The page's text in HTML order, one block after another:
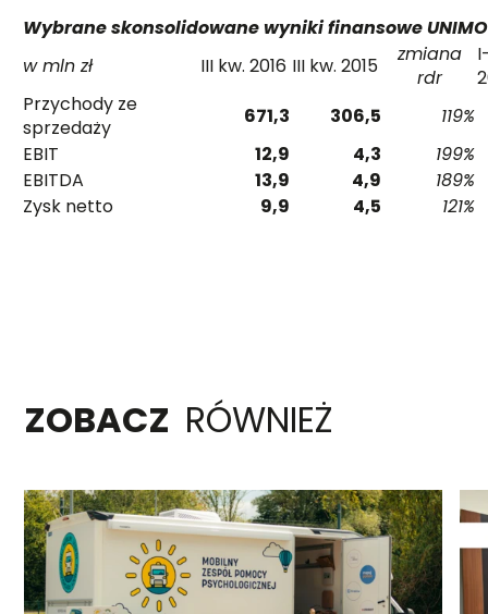
Wybrane skonsolidowane wyniki finansowe
w mln zł
III kw. 2016 III kw. 2015
zmiana
rdr
Przychody ze
sprzedaży
671,3 306,5
119%
EBIT
12,9 4,3
199%
EBITDA
13,9 4,9
189%
Zysk netto
9,9 4,5 121%
ZOBACZ RÓWNIEŻ